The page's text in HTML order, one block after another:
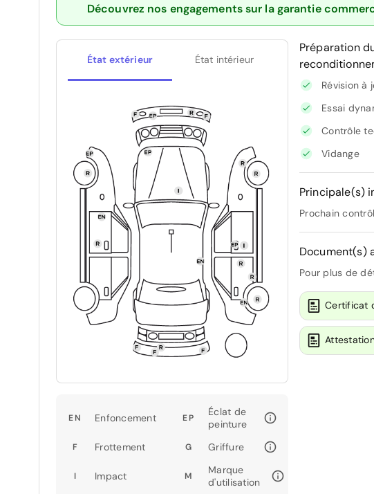
Découvrez nos engagements sur la garantie
État extérieur État intérieur
EN Enfoncement EP
Éclat de
peinture
F Frottement G Griffure
I Impact M
Marque
d'utilisation
Préparation
Révision à
Essai
Contrôle
Vidange
Principale(s)
Prochain
Document(s)
Pour plus de
Certificat